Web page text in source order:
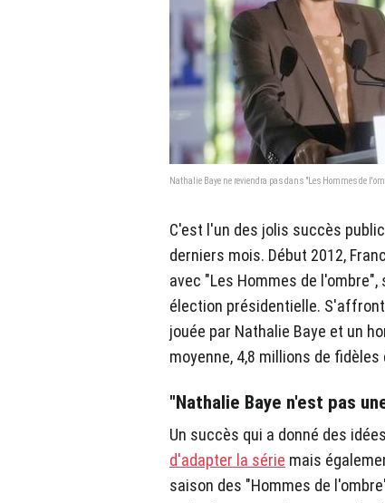
Nathalie Baye ne reviendra pas dans "Les Hommes de
C'est l'un des jolis succès
derniers mois. Début 2012,
avec "Les Hommes de
élection présidentielle.
jouée par Nathalie Baye et un
moyenne, 4,8 millions de
"Nathalie Baye n'est pas
Un succès qui a donné des
d'adapter la série mais
saison des "Hommes de